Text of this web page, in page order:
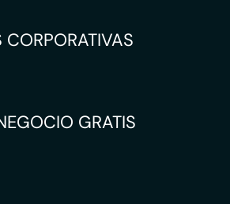
CORPORATIVAS
GRATIS